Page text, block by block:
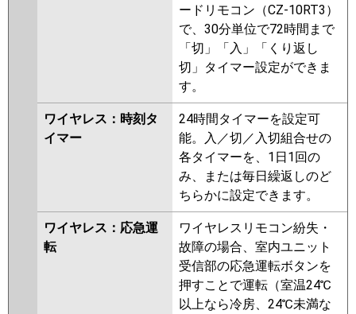
ードリモコン（CZ-10RT3）
で、30分単位で72時間まで
「切」「入」「くり返し
切」タイマー設定ができま
す。
ワイヤレス：時刻タ
イマー
24時間タイマーを設定可
能。入／切／入切組合せの
各タイマーを、1日1回の
み、または毎日繰返しのど
ちらかに設定できます。
ワイヤレス：応急運
転
ワイヤレスリモコン紛失・
故障の場合、室内ユニット
受信部の応急運転ボタンを
押すことで運転（室温24℃
以上なら冷房、24℃未満な